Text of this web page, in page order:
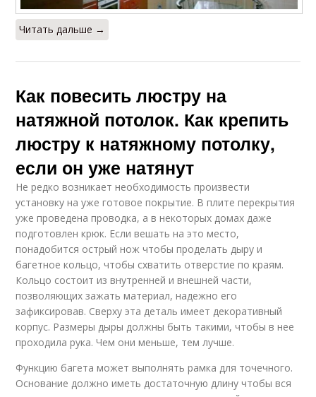
Читать дальше →
Как повесить люстру на
натяжной потолок. Как крепить
люстру к натяжному потолку,
если он уже натянут
Не редко возникает необходимость произвести
установку на уже готовое покрытие. В плите перекрытия
уже проведена проводка, а в некоторых домах даже
подготовлен крюк. Если вешать на это место,
понадобится острый нож чтобы проделать дыру и
багетное кольцо, чтобы схватить отверстие по краям.
Кольцо состоит из внутренней и внешней части,
позволяющих зажать материал, надежно его
зафиксировав. Сверху эта деталь имеет декоративный
корпус. Размеры дыры должны быть такими, чтобы в нее
проходила рука. Чем они меньше, тем лучше.
Функцию багета может выполнять рамка для точечного.
Основание должно иметь достаточную длину чтобы вся